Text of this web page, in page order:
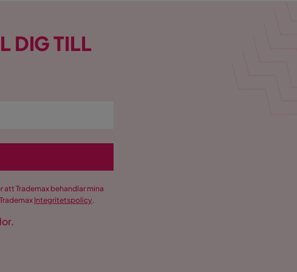
DIG TILL
Trademax behandlar mina
Integritetspolicy.